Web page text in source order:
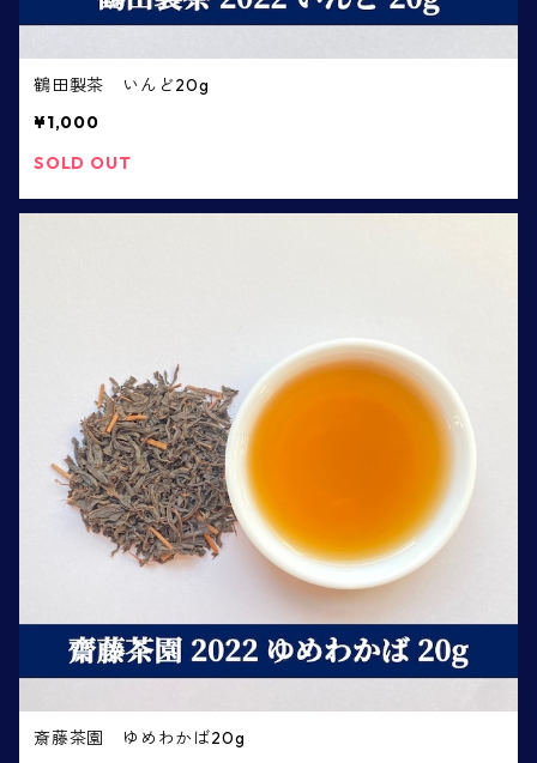
鶴田製茶 いんど20g
¥1,000
SOLD OUT
斎藤茶園 ゆめわかば20g